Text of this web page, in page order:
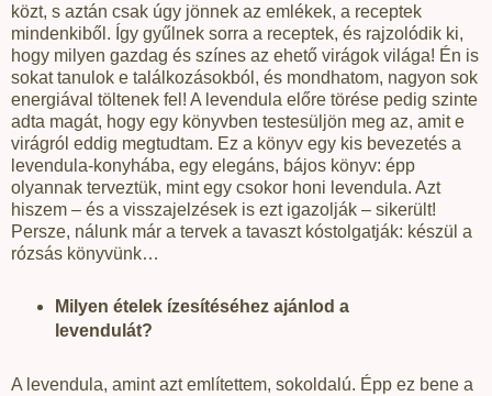
közt, s aztán csak úgy jönnek az emlékek, a receptek
mindenkiből. Így gyűlnek sorra a receptek, és rajzolódik ki,
hogy milyen gazdag és színes az ehető virágok világa! Én is
sokat tanulok e találkozásokból, és mondhatom, nagyon sok
energiával töltenek fel! A levendula előre törése pedig szinte
adta magát, hogy egy könyvben testesüljön meg az, amit e
virágról eddig megtudtam. Ez a könyv egy kis bevezetés a
levendula-konyhába, egy elegáns, bájos könyv: épp
olyannak terveztük, mint egy csokor honi levendula. Azt
hiszem – és a visszajelzések is ezt igazolják – sikerült!
Persze, nálunk már a tervek a tavaszt kóstolgatják: készül a
rózsás könyvünk…
Milyen ételek ízesítéséhez ajánlod a
levendulát?
A levendula, amint azt említettem, sokoldalú. Épp ez bene a